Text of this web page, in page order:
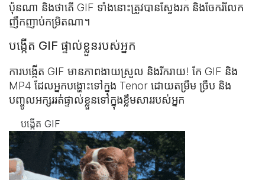
ប៉ុនណា និងថាតើ GIF ទាំងនោះ​ត្រូវបានស្វែងរក និងចែករំលែក​
ញឹកញាប់កម្រិតណា។
បង្កើត GIF ផ្ទាល់ខ្លួនរបស់អ្នក
ការបង្កើត GIF មានភាពងាយស្រួល និងរីករាយ! កែ GIF និង
MP4 ដែលអ្នកបង្ហោះ​ទៅក្នុង Tenor ដោយតម្រឹម ច្រឹប និង
បញ្ចូលអក្សររត់​ផ្ទាល់ខ្លួន​ទៅក្នុង​ខ្លឹមសាររបស់អ្នក
បង្កើត GIF